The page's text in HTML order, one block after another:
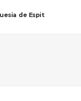
de Espit